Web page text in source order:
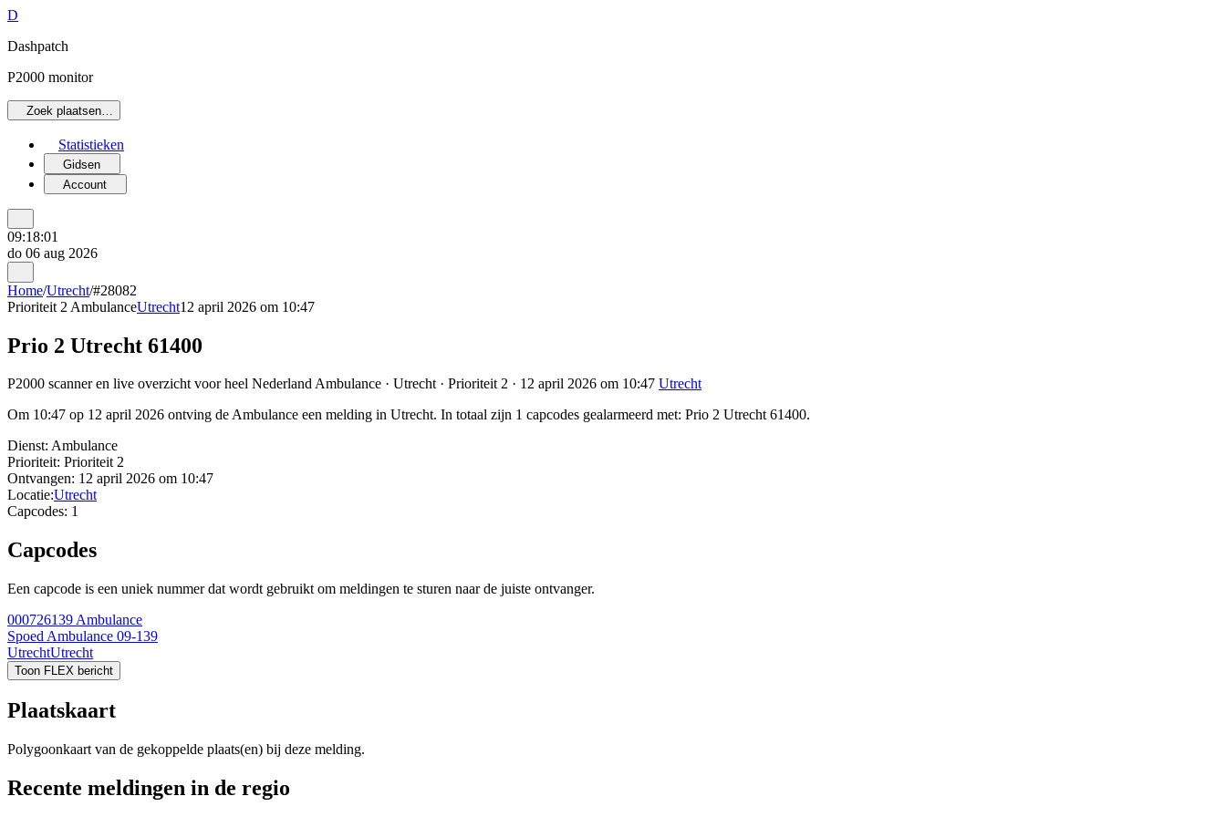
D
Dashpatch
P2000 monitor
Zoek plaatsen…
Statistieken
Gidsen
Account
09:18:01
do 06 aug 2026
Home/Utrecht/#28082
Prioriteit 2 AmbulanceUtrecht12 april 2026 om 10:47
Prio 2 Utrecht 61400
P2000 scanner en live overzicht voor heel Nederland Ambulance · Utrecht · Prioriteit 2 · 12 april 2026 om 10:47 Utrecht
Om 10:47 op 12 april 2026 ontving de Ambulance een melding in Utrecht. In totaal zijn 1 capcodes gealarmeerd met: Prio 2 Utrecht 61400.
Dienst: Ambulance
Prioriteit: Prioriteit 2
Ontvangen: 12 april 2026 om 10:47
Locatie:Utrecht
Capcodes: 1
Capcodes
Een capcode is een uniek nummer dat wordt gebruikt om meldingen te sturen naar de juiste ontvanger.
000726139 Ambulance
Spoed Ambulance 09-139
UtrechtUtrecht
Toon FLEX bericht
Plaatskaart
Polygoonkaart van de gekoppelde plaats(en) bij deze melding.
Recente meldingen in de regio